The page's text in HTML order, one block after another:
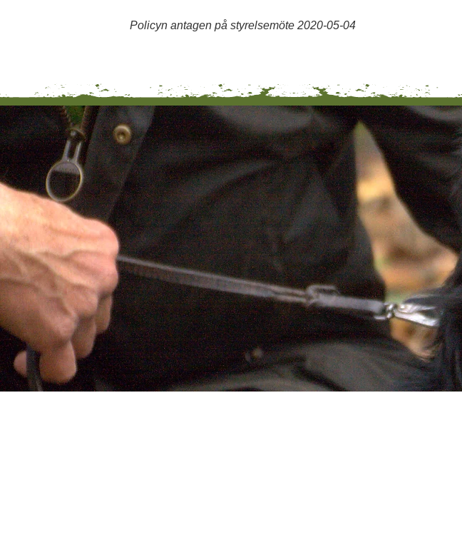
Policyn antagen på styrelsemöte 2020-05-04